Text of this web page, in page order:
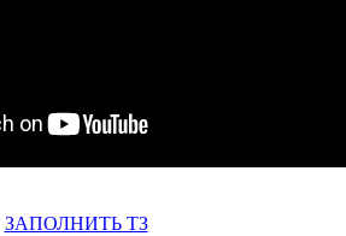
ЗАПОЛНИТЬ ТЗ